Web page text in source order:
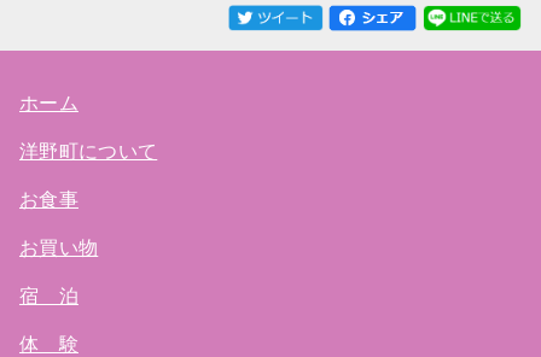
ホーム
洋野町について
お食事
お買い物
宿 泊
体 験